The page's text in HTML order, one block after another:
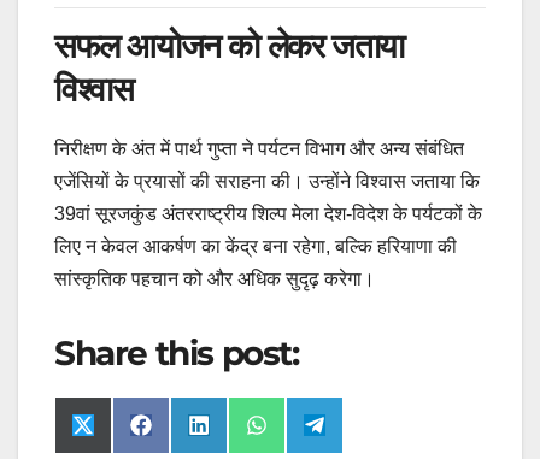
सफल आयोजन को लेकर जताया
विश्वास
निरीक्षण के अंत में पार्थ गुप्ता ने पर्यटन विभाग और अन्य संबंधित
एजेंसियों के प्रयासों की सराहना की। उन्होंने विश्वास जताया कि
39वां सूरजकुंड अंतरराष्ट्रीय शिल्प मेला देश-विदेश के पर्यटकों के
लिए न केवल आकर्षण का केंद्र बना रहेगा, बल्कि हरियाणा की
सांस्कृतिक पहचान को और अधिक सुदृढ़ करेगा।
Share this post:
Share
on
X
(
Share
on
F
a
Share
on
L
i
Share
on
W
h
Share
on
T
e